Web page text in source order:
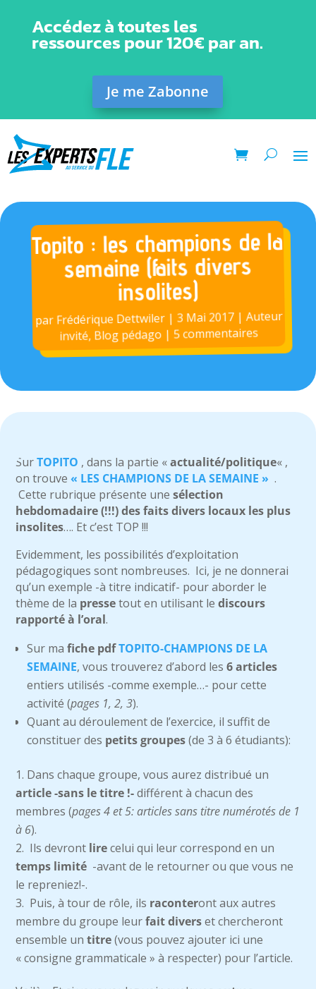
Accédez à toutes les
ressources pour 120€ par an.
Je me Zabonne
Topito : les champions de la
semaine (faits divers
insolites)
par Frédérique Dettwiler| 3 Mai 2017| Auteur
invité, Blog pédago|5 commentaires
SurTOPITO , dans la partie «actualité/politique« ,
on trouve« LES CHAMPIONS DE LA SEMAINE » .
Cette rubrique présente unesélection
hebdomadaire (!!!) des faits divers locaux les plus
insolites…. Et c’est TOP !!!
Evidemment, les possibilités d’exploitation
pédagogiques sont nombreuses. Ici, je ne donnerai
qu’un exemple -à titre indicatif- pour aborder le
thème de la pressetout en utilisant lediscours
rapporté à l’oral.
Sur mafiche pdfTOPITO-CHAMPIONS DE LA
SEMAINE, vous trouverez d’abord les6 articles
entiers utilisés -comme exemple…- pour cette
activité (pages 1, 2, 3).
Quant au déroulement de l’exercice, il suffit de
constituer des petits groupes(de 3 à 6 étudiants):
Dans chaque groupe, vous aurez distribué un
article -sans le titre !-différent à chacun des
membres (pages 4 et 5: articles sans titre numérotés de 1
à 6).
Ils devront lirecelui qui leur correspond en un
temps limité -avant de le retourner ou que vous ne
le repreniez!-.
Puis, à tour de rôle, ils raconteront aux autres
membre du groupe leurfait diverset chercheront
ensemble untitre(vous pouvez ajouter ici une
« consigne grammaticale » à respecter) pour l’article.